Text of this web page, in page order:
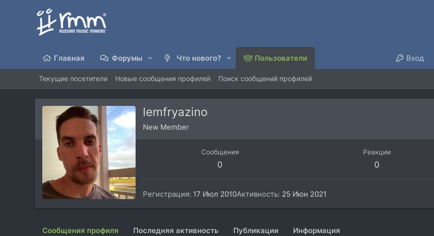
Главная Форумы Что нового? Пользователи Вход
Текущие посетители Новые сообщения профилей Поиск сообщений профилей
lemfryazino
New Member
Сообщения
0
Реакции
0
Регистрация 17 Июл 2010Активность 25 Июн 2021
Сообщения профиля Последняя активность Публикации Информация